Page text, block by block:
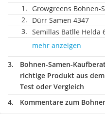
Growgreens Bohnen-
Dürr Samen 4347
Semillas Batlle Helda
mehr anzeigen
Bohnen-Samen-
richtige Produkt aus
Test oder Vergleich
Kommentare zum